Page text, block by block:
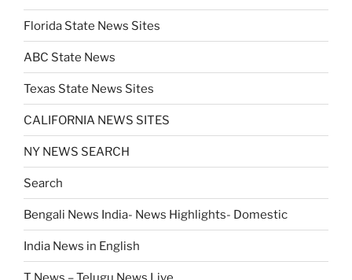
Florida State News Sites
ABC State News
Texas State News Sites
CALIFORNIA NEWS SITES
NY NEWS SEARCH
Search
Bengali News India- News Highlights- Domestic
India News in English